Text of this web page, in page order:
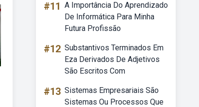
#11 A Importância Do Aprendizado
De Informática Para Minha
Futura Profissão
#12 Substantivos Terminados Em
Eza Derivados De Adjetivos
São Escritos Com
#13 Sistemas Empresariais São
Sistemas Ou Processos Que